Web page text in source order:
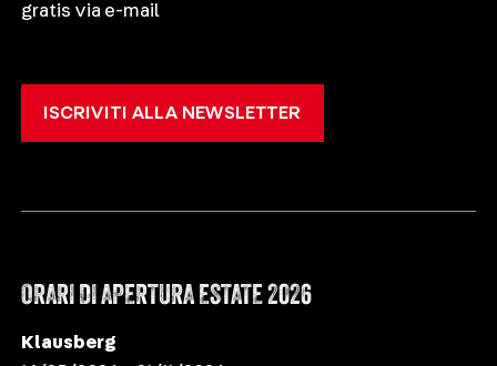
gratis via e-mail
ISCRIVITI ALLA NEWSLETTER
ORARI DI APERTURA ESTATE 2026
Klausberg